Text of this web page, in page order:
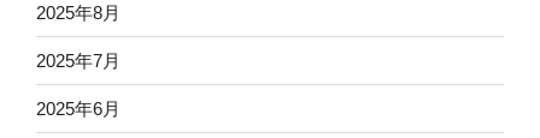
2025年8月
2025年7月
2025年6月